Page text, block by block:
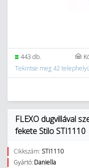
443 db.
Tekintse meg 42
FLEXO dugvillával
fekete Stilo STI1110
Cikkszám: STI1110
Gyártó: Daniella